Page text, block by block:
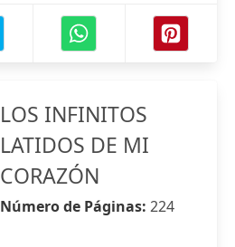
LOS INFINITOS
LATIDOS DE MI
CORAZÓN
Número de Páginas: 224